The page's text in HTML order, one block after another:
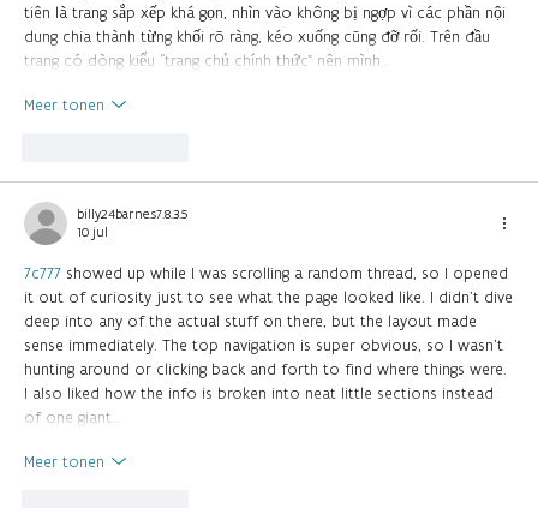
tiên là trang sắp xếp khá gọn, nhìn vào không bị ngợp vì các phần nội
dung chia thành từng khối rõ ràng, kéo xuống cũng đỡ rối. Trên đầu
trang có dòng kiểu “trang chủ chính thức” nên mình…
Meer tonen
billy24barne.s7.8.3.5
10 jul
7c777 showed up while I was scrolling a random thread, so I opened
it out of curiosity just to see what the page looked like. I didn’t dive
deep into any of the actual stuff on there, but the layout made
sense immediately. The top navigation is super obvious, so I wasn’t
hunting around or clicking back and forth to find where things were.
I also liked how the info is broken into neat little sections instead
of one giant…
Meer tonen